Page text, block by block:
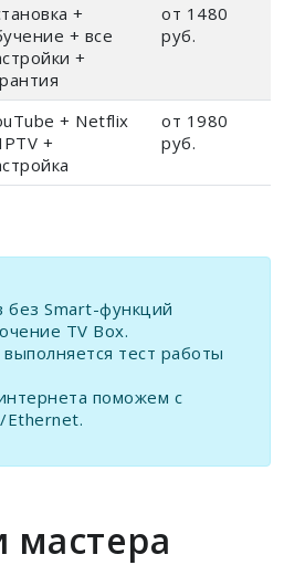
+
+ все
+
от 1480
руб.
+ Netflix
+
от 1980
руб.
без Smart-функций
TV Box.
тест работы
поможем с
Ethernet.